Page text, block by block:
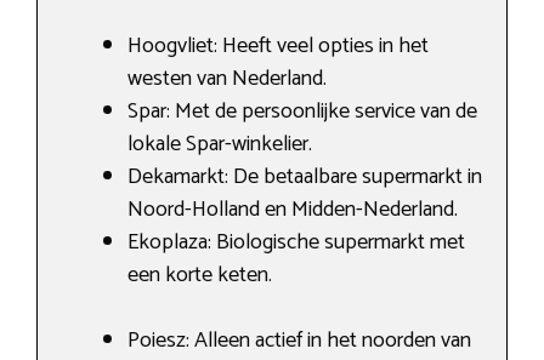
Hoogvliet: Heeft veel opties in het
westen van Nederland.
Spar: Met de persoonlijke service van de
lokale Spar-winkelier.
Dekamarkt: De betaalbare supermarkt in
Noord-Holland en Midden-Nederland.
Ekoplaza: Biologische supermarkt met
een korte keten.
Poiesz: Alleen actief in het noorden van